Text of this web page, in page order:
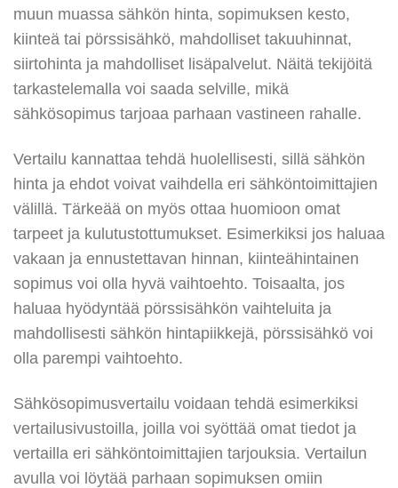
muun muassa sähkön hinta, sopimuksen kesto,
kiinteä tai pörssisähkö, mahdolliset takuuhinnat,
siirtohinta ja mahdolliset lisäpalvelut. Näitä tekijöitä
tarkastelemalla voi saada selville, mikä
sähkösopimus tarjoaa parhaan vastineen rahalle.
Vertailu kannattaa tehdä huolellisesti, sillä sähkön
hinta ja ehdot voivat vaihdella eri sähköntoimittajien
välillä. Tärkeää on myös ottaa huomioon omat
tarpeet ja kulutustottumukset. Esimerkiksi jos haluaa
vakaan ja ennustettavan hinnan, kiinteähintainen
sopimus voi olla hyvä vaihtoehto. Toisaalta, jos
haluaa hyödyntää pörssisähkön vaihteluita ja
mahdollisesti sähkön hintapiikkejä, pörssisähkö voi
olla parempi vaihtoehto.
Sähkösopimusvertailu voidaan tehdä esimerkiksi
vertailusivustoilla, joilla voi syöttää omat tiedot ja
vertailla eri sähköntoimittajien tarjouksia. Vertailun
avulla voi löytää parhaan sopimuksen omiin